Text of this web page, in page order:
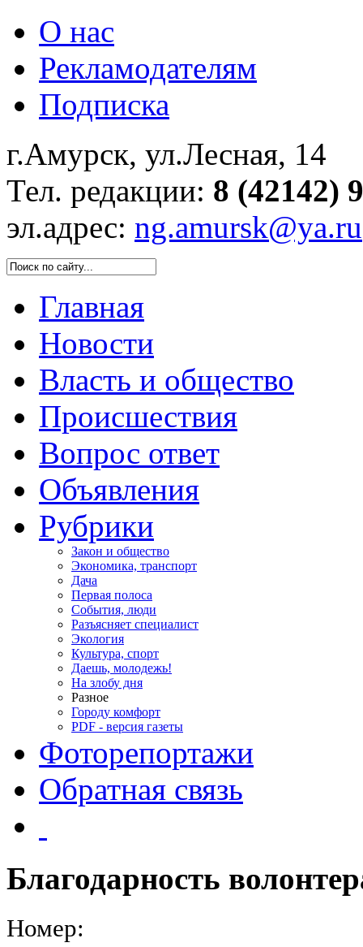
О нас
Рекламодателям
Подписка
г.Амурск, ул.Лесная, 14
Тел. редакции: 8 (42142)
эл.адрес: ng.amursk@ya.ru
Главная
Новости
Власть и общество
Происшествия
Вопрос ответ
Объявления
Рубрики
Закон и общество
Экономика, транспорт
Дача
Первая полоса
События, люди
Разъясняет специалист
Экология
Культура, спорт
Даешь, молодежь!
На злобу дня
Разное
Городу комфорт
PDF - версия газеты
Фоторепортажи
Обратная связь
Благодарность
Номер: